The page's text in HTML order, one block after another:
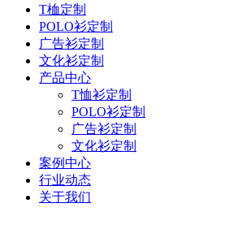
T桖定制
POLO衫定制
广告衫定制
文化衫定制
产品中心
T恤衫定制
POLO衫定制
广告衫定制
文化衫定制
案例中心
行业动态
关于我们